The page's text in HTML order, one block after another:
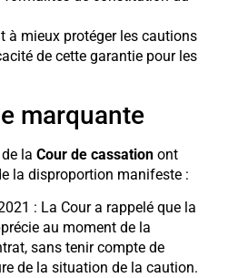
à mieux protéger les cautions
de cette garantie pour les
marquante
la Cour de cassation ont
la disproportion manifeste :
: La Cour a rappelé que la
au moment de la
sans tenir compte de
de la situation de la caution.